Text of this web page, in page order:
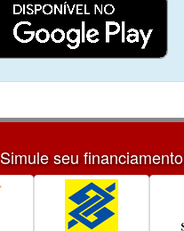
Simule seu financiamento